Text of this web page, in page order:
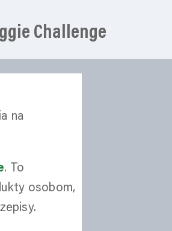
Challenge
na
. To
osobom,